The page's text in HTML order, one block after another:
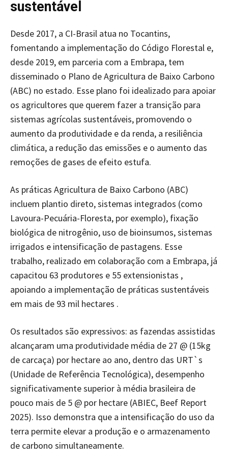
sustentável
Desde 2017, a CI-Brasil atua no Tocantins,
fomentando a implementação do Código Florestal e,
desde 2019, em parceria com a Embrapa, tem
disseminado o Plano de Agricultura de Baixo Carbono
(ABC) no estado. Esse plano foi idealizado para apoiar
os agricultores que querem fazer a transição para
sistemas agrícolas sustentáveis, promovendo o
aumento da produtividade e da renda, a resiliência
climática, a redução das emissões e o aumento das
remoções de gases de efeito estufa.
As práticas Agricultura de Baixo Carbono (ABC)
incluem plantio direto, sistemas integrados (como
Lavoura-Pecuária-Floresta, por exemplo), fixação
biológica de nitrogênio, uso de bioinsumos, sistemas
irrigados e intensificação de pastagens. Esse
trabalho, realizado em colaboração com a Embrapa, já
capacitou 63 produtores e 55 extensionistas ,
apoiando a implementação de práticas sustentáveis
em mais de 93 mil hectares .
Os resultados são expressivos: as fazendas assistidas
alcançaram uma produtividade média de 27 @ (15kg
de carcaça) por hectare ao ano, dentro das URT`s
(Unidade de Referência Tecnológica), desempenho
significativamente superior à média brasileira de
pouco mais de 5 @ por hectare (ABIEC, Beef Report
2025). Isso demonstra que a intensificação do uso da
terra permite elevar a produção e o armazenamento
de carbono simultaneamente.